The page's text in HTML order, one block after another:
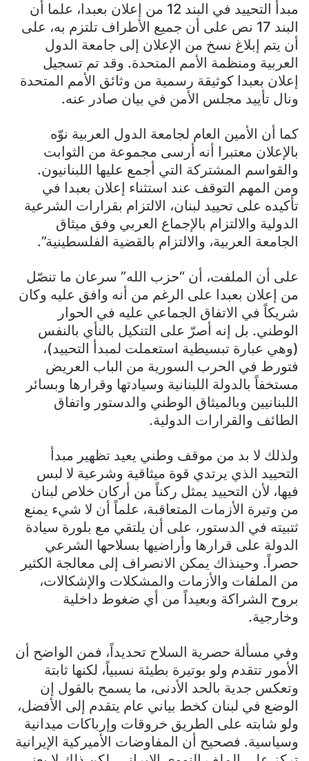
مبدأ التحييد في البند 12 من إعلان بعبدا، علما أن
البند 17 نص على أن جميع الأطراف تلتزم به، على
أن يتم إبلاغ نسخ من الإعلان إلى جامعة الدول
العربية ومنظمة الأمم المتحدة. وقد تم تسجيل
إعلان بعبدا كوثيقة رسمية من وثائق الأمم المتحدة
ونال تأييد مجلس الأمن في بيان صادر عنه.
كما أن الأمين العام لجامعة الدول العربية نوّه
بالإعلان معتبرا أنه أرسى مجموعة من الثوابت
والقواسم المشتركة التي أجمع عليها اللبنانيون.
ومن المهم التوقف عند استثناء إعلان بعبدا في
تأكيده على تحييد لبنان، الالتزام بقرارات الشرعية
الدولية والالتزام بالإجماع العربي وفق ميثاق
الجامعة العربية، والالتزام بالقضية الفلسطينية”.
على أن الملفت، أن “حزب الله” سرعان ما تنصّل
من إعلان بعبدا على الرغم من أنه وافق عليه وكان
شريكاً في الاتفاق الجماعي عليه في الحوار
الوطني. بل إنه أصرّ على التنكيل بالنأي بالنفس
(وهي عبارة تبسيطية استعملت لمبدأ التحييد)،
فتورط في الحرب السورية من الباب العريض
مستخفاً بالدولة اللبنانية وسيادتها وقرارها وبسائر
اللبنانيين وبالميثاق الوطني والدستور واتفاق
الطائف والقرارات الدولية.
ولذلك لا بد من موقف وطني يعيد تظهير مبدأ
التحييد الذي يرتدي قوة ميثاقية وشرعية لا لبس
فيها، لأن التحييد يمثل ركناً من أركان خلاص لبنان
من وتيرة الأزمات المتعاقبة، علماً أن لا شيء يمنع
ثتبيته في الدستور، على أن يلتقي مع بلورة سيادة
الدولة على قرارها وأراضيها بسلاحها الشرعي
حصراً. وحينذاك يمكن الانصراف إلى معالجة الكثير
من الملفات والأزمات والمشكلات والإشكالات،
بروح الشراكة وبعيداً من أي ضغوط داخلية
وخارجية.
وفي مسألة حصرية السلاح تحديداً، فمن الواضح أن
الأمور تتقدم ولو بوتيرة بطيئة نسبياً، لكنها ثابتة
وتعكس جدية بالحد الأدنى، ما يسمح بالقول إن
الوضع في لبنان كخط بياني عام يتقدم إلى الأفضل،
ولو شابته على الطريق خروقات وإرباكات ميدانية
وسياسية. فصحيح أن المفاوضات الأميركية الإيرانية